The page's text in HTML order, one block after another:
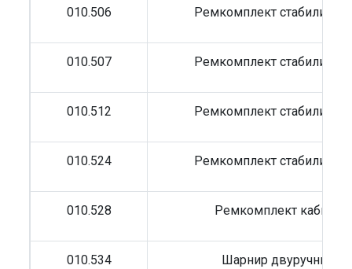
010.506 Ремкомплект
010.507 Ремкомплект
010.512 Ремкомплект
010.524 Ремкомплект
010.528 Ремкомплект кабины
010.534 Шарнир двуручный